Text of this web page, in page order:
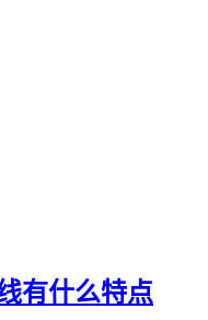
有什么特点